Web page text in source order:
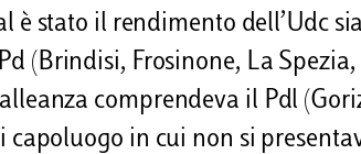
stato il rendimento dell’Udc
(Brindisi, Frosinone, La Spezia,
comprendeva il Pdl
capoluogo in cui non si